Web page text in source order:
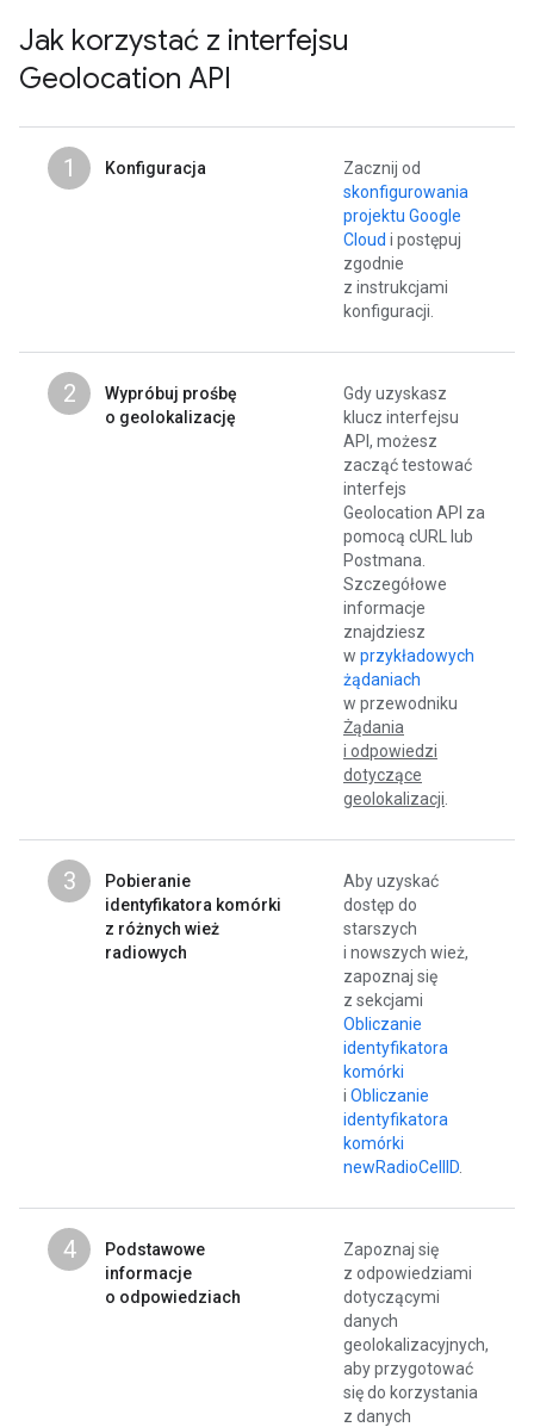
Jak korzystać z interfejsu
Geolocation API
1 Konfiguracja
Zacznij od
skonfigurowania
projektu Google
Cloud i postępuj
zgodnie
z instrukcjami
konfiguracji.
2
Wypróbuj prośbę
o geolokalizację
Gdy uzyskasz
klucz interfejsu
API, możesz
zacząć testować
interfejs
Geolocation API za
pomocą cURL lub
Postmana.
Szczegółowe
informacje
znajdziesz
w przykładowych
żądaniach
w przewodniku
Żądania
i odpowiedzi
dotyczące
geolokalizacji.
3
Pobieranie
identyfikatora komórki
z różnych wież
radiowych
Aby uzyskać
dostęp do
starszych
i nowszych wież,
zapoznaj się
z sekcjami
Obliczanie
identyfikatora
komórki
i Obliczanie
identyfikatora
komórki
newRadioCellID.
4
Podstawowe
informacje
o odpowiedziach
Zapoznaj się
z odpowiedziami
dotyczącymi
danych
geolokalizacyjnych,
aby przygotować
się do korzystania
z danych